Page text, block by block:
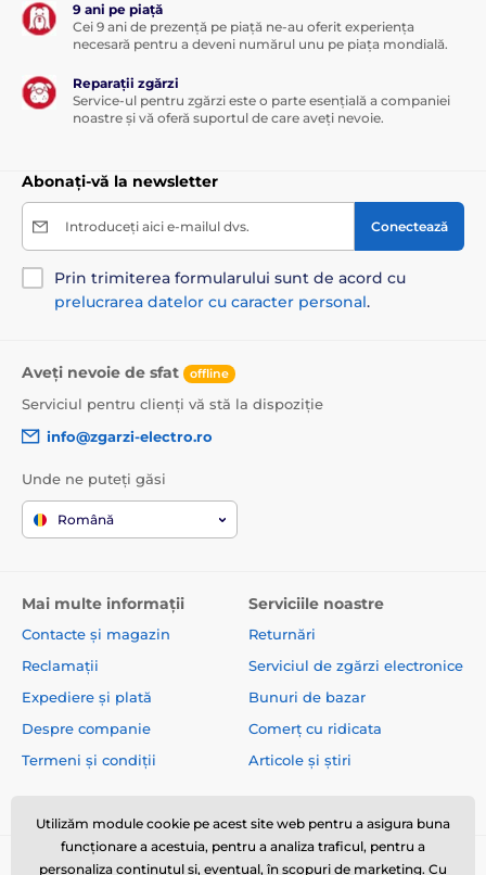
9 ani pe piață
Cei 9 ani de prezență pe piață ne-au oferit experiența
necesară pentru a deveni numărul unu pe piața mondială.
Reparații zgărzi
Service-ul pentru zgărzi este o parte esențială a companiei
noastre și vă oferă suportul de care aveți nevoie.
Abonați-vă la newsletter
Introduceți aici e-mailul dvs. Conectează
Prin trimiterea formularului sunt de acord cu
prelucrarea datelor cu caracter personal.
Aveți nevoie de sfat offline
Serviciul pentru clienți vă stă la dispoziție
info@zgarzi-electro.ro
Unde ne puteți găsi
Română
Mai multe informații
Contacte și magazin
Reclamații
Expediere și plată
Despre companie
Termeni și condiții
Serviciile noastre
Returnări
Serviciul de zgărzi electronice
Bunuri de bazar
Comerț cu ridicata
Articole și știri
Utilizăm module cookie pe acest site web pentru a asigura buna
funcționare a acestuia, pentru a analiza traficul, pentru a
personaliza conținutul și, eventual, în scopuri de marketing. Cu